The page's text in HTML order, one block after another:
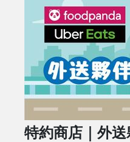
特約商店｜外送